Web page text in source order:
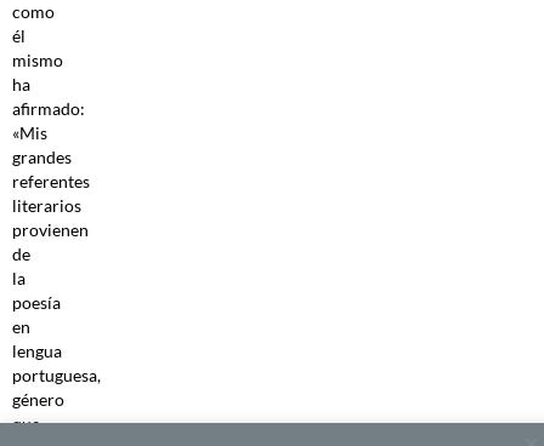
como
él
mismo
ha
afirmado:
«Mis
grandes
referentes
literarios
provienen
de
la
poesía
en
lengua
portuguesa,
género
que